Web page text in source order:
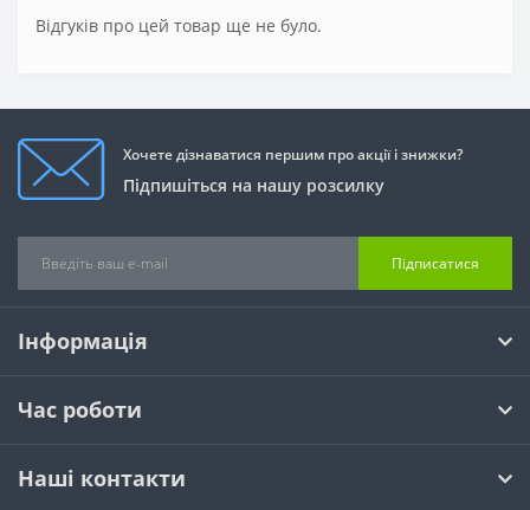
Відгуків про цей товар ще не було.
Хочете дізнаватися першим про акції і знижки?
Підпишіться на нашу розсилку
Підписатися
Інформація
Час роботи
Наші контакти